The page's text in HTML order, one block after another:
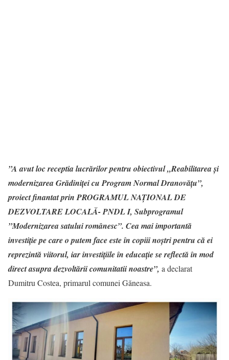
”A avut loc receptia lucrărilor pentru obiectivul „Reabilitarea și
modernizarea Grădiniței cu Program Normal Dranovățu”,
proiect finantat prin PROGRAMUL NAŢIONAL DE
DEZVOLTARE LOCALĂ- PNDL I, Subprogramul
”Modernizarea satului românesc”. Cea mai importantă
investiție pe care o putem face este în copiii noștri pentru că ei
reprezintă viitorul, iar investițiile în educație se reflectă în mod
direct asupra dezvoltării comunitatii noastre”, a declarat
Dumitru Costea, primarul comunei Găneasa.